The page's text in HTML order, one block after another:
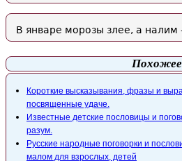
В январе морозы злее, а налим
Похожее
Короткие высказывания, фразы и
посвященные удаче.
Известные детские пословицы и
разум.
Русские народные поговорки и
малом для взрослых, детей